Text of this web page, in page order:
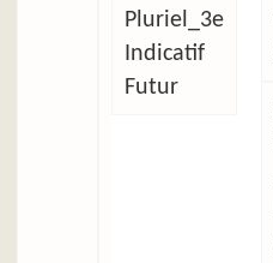
Pluriel_3e
Indicatif
Futur